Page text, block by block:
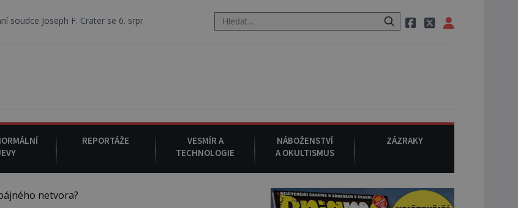
F. Crater se 6. srpna 1930 navečeří ve své oblíbené restauraci, pak si na ulici zavolá taxi, nasedne do něj a už ho nikdy nikdo
REPORTÁŽE
VESMÍR A
TECHNOLOGIE
NÁBOŽENSTVÍ
A OKULTISMUS
ZÁZRAKY
netvora?